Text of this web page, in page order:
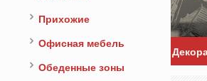
Прихожие
Офисная мебель
Обеденные зоны